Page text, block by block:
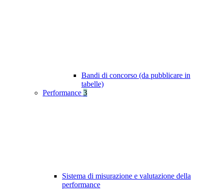
Bandi di concorso (da pubblicare in
tabelle)
Performance 3
Sistema di misurazione e valutazione della
performance